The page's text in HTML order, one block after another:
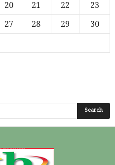
20 21 22
23
27 28 29
30